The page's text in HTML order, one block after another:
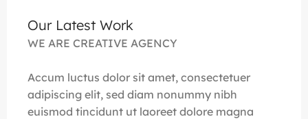
Our Latest Work
WE ARE CREATIVE AGENCY
Accum luctus dolor sit amet, consectetuer
adipiscing elit, sed diam nonummy nibh
euismod tincidunt ut laoreet dolore magna